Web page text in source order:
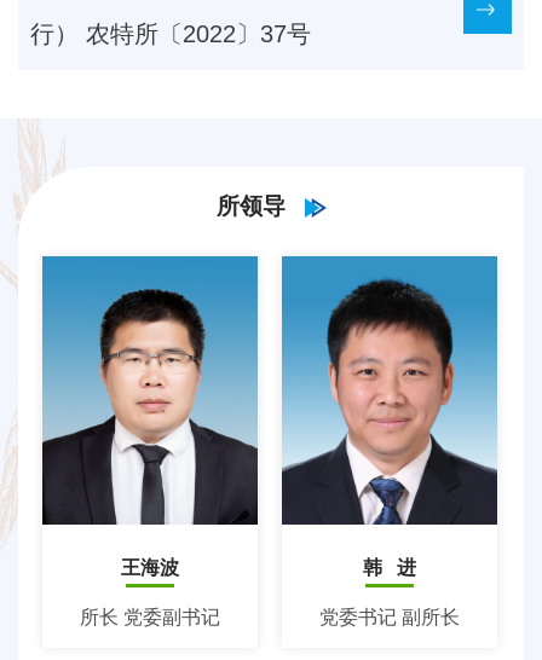
行） 农特所〔2022〕37号
所领导
王海波
所长 党委副书记
韩 进
党委书记 副所长